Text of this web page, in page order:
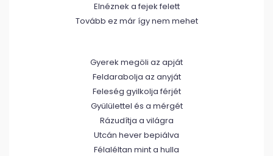
Elnéznek a fejek felett
Tovább ez már így nem mehet
Gyerek megöli az apját
Feldarabolja az anyját
Feleség gyilkolja férjét
Gyülülettel és a mérgét
Rázudítja a világra
Utcán hever bepiálva
Félaléltan mint a hulla